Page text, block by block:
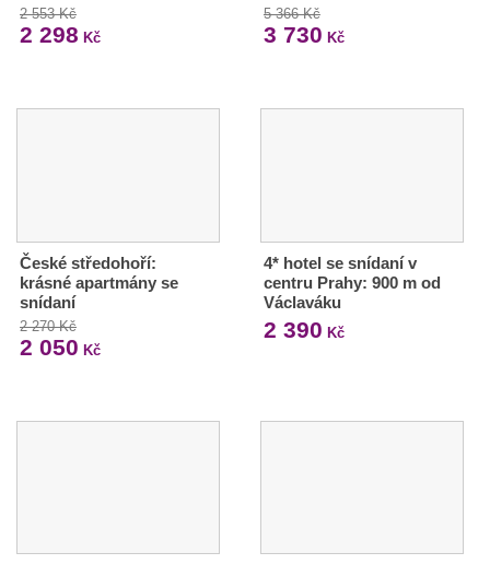
2 553 Kč
2 298 Kč
5 366 Kč
3 730 Kč
České středohoří:
krásné apartmány se
snídaní
2 270 Kč
2 050 Kč
4* hotel se snídaní v
centru Prahy: 900 m od
Václaváku
2 390 Kč